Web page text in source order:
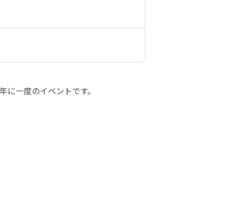
一度のイベントです。